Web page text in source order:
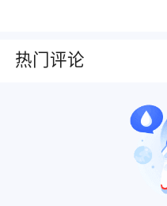
热门评论